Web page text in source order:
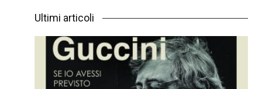
Ultimi articoli